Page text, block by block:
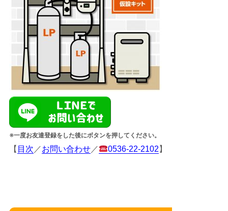
※一度お友達登録をした後にボタンを押してください。
【 目次 ／お問い合わせ／ 0536-22-2102 】